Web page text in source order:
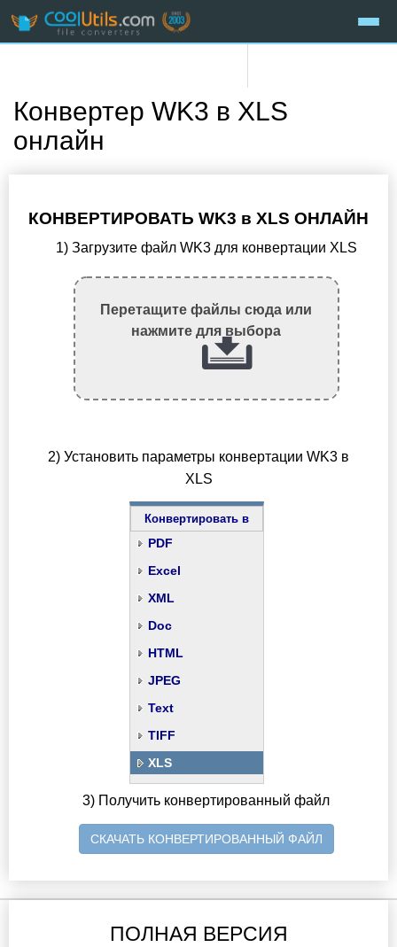
Конвертер WK3 в XLS
онлайн
КОНВЕРТИРОВАТЬ WK3 в XLS ОНЛАЙН
1) Загрузите файл WK3 для конвертации XLS
Перетащите файлы сюда или
нажмите для выбора
2) Установить параметры конвертации WK3 в
XLS
Конвертировать в
PDF
Excel
XML
Doc
HTML
JPEG
Text
TIFF
XLS
3) Получить конвертированный файл
СКАЧАТЬ КОНВЕРТИРОВАННЫЙ ФАЙЛ
ПОЛНАЯ ВЕРСИЯ